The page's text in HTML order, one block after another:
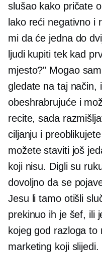
slušao kako pričate
lako reći negativno i
mi da će jedna do
ljudi kupiti tek kad
mjesto?" Mogao
gledate na taj način,
obeshrabrujuće i
recite, sada
ciljanju i
možete staviti još
koji nisu. Digli su
dovoljno da se
Jesu li tamo otišli
prekinuo ih je šef, ili
kojeg god razloga to
marketing koji